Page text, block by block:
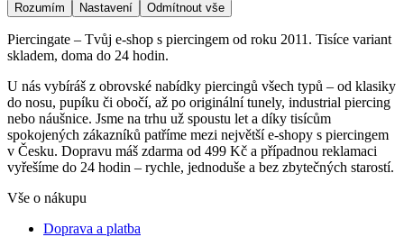
Rozumím Nastavení Odmítnout vše
Piercingate – Tvůj e-shop s piercingem od roku 2011. Tisíce variant
skladem, doma do 24 hodin.
U nás vybíráš z obrovské nabídky piercingů všech typů – od klasiky
do nosu, pupíku či obočí, až po originální tunely, industrial piercing
nebo náušnice. Jsme na trhu už spoustu let a díky tisícům
spokojených zákazníků patříme mezi největší e-shopy s piercingem
v Česku. Dopravu máš zdarma od 499 Kč a případnou reklamaci
vyřešíme do 24 hodin – rychle, jednoduše a bez zbytečných starostí.
Vše o nákupu
Doprava a platba